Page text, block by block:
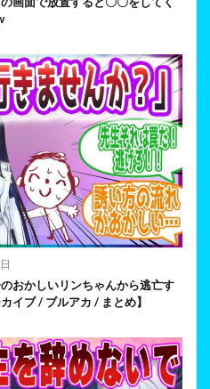
おかしいリンちゃんから逃亡す
イブ / ブルアカ / まとめ】